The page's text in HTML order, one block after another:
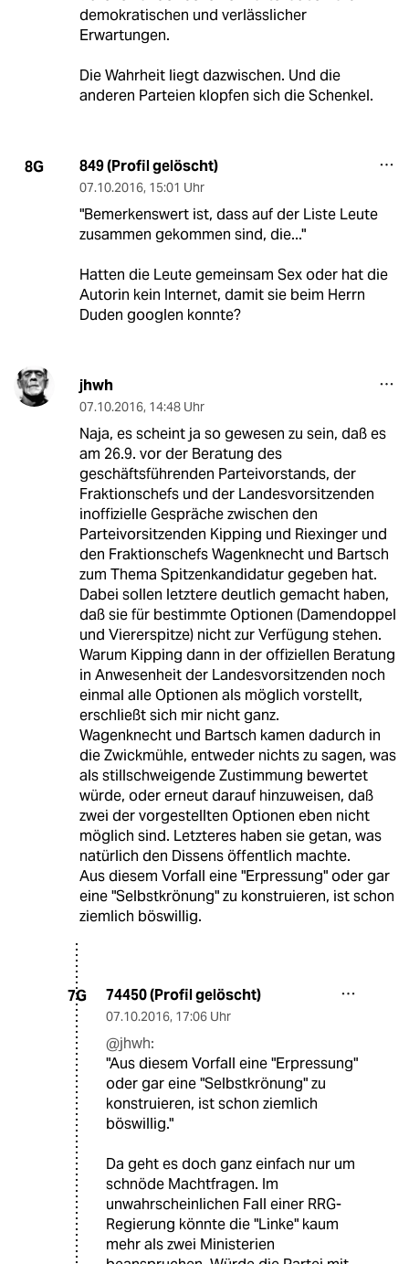
demokratischen und verlässlicher
Erwartungen.
Die Wahrheit liegt dazwischen. Und die
anderen Parteien klopfen sich die Schenkel.
8G 849 (Profil gelöscht)
07.10.2016, 15:01 Uhr
"Bemerkenswert ist, dass auf der Liste Leute
zusammen gekommen sind, die..."
Hatten die Leute gemeinsam Sex oder hat die
Autorin kein Internet, damit sie beim Herrn
Duden googlen konnte?
jhwh
07.10.2016, 14:48 Uhr
Naja, es scheint ja so gewesen zu sein, daß es
am 26.9. vor der Beratung des
geschäftsführenden Parteivorstands, der
Fraktionschefs und der Landesvorsitzenden
inoffizielle Gespräche zwischen den
Parteivorsitzenden Kipping und Riexinger und
den Fraktionschefs Wagenknecht und Bartsch
zum Thema Spitzenkandidatur gegeben hat.
Dabei sollen letztere deutlich gemacht haben,
daß sie für bestimmte Optionen (Damendoppel
und Viererspitze) nicht zur Verfügung stehen.
Warum Kipping dann in der offiziellen Beratung
in Anwesenheit der Landesvorsitzenden noch
einmal alle Optionen als möglich vorstellt,
erschließt sich mir nicht ganz.
Wagenknecht und Bartsch kamen dadurch in
die Zwickmühle, entweder nichts zu sagen, was
als stillschweigende Zustimmung bewertet
würde, oder erneut darauf hinzuweisen, daß
zwei der vorgestellten Optionen eben nicht
möglich sind. Letzteres haben sie getan, was
natürlich den Dissens öffentlich machte.
Aus diesem Vorfall eine "Erpressung" oder gar
eine "Selbstkrönung" zu konstruieren, ist schon
ziemlich böswillig.
7G 74450 (Profil gelöscht)
07.10.2016, 17:06 Uhr
@jhwh:
"Aus diesem Vorfall eine "Erpressung"
oder gar eine "Selbstkrönung" zu
konstruieren, ist schon ziemlich
böswillig."
Da geht es doch ganz einfach nur um
schnöde Machtfragen. Im
unwahrscheinlichen Fall einer RRG-
Regierung könnte die "Linke" kaum
mehr als zwei Ministerien